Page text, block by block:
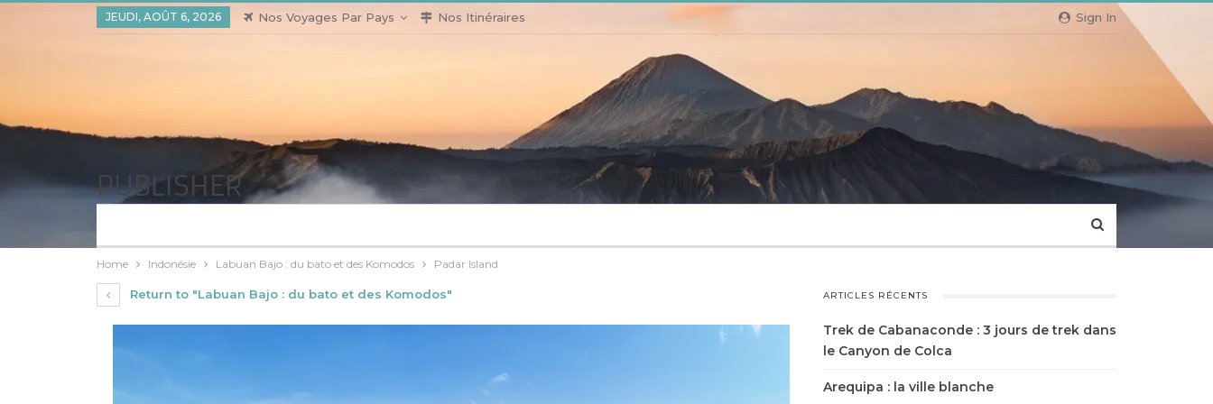
Sign In
JEUDI, AOÛT 6, 2026 Nos Voyages Par Pays Nos Itinéraires
PUBLISHER
Home Indonésie Labuan Bajo : du bato et des Komodos Padar Island
Return to "Labuan Bajo : du bato et des Komodos" ARTICLES RÉCENTS
Trek de Cabanaconde : 3 jours de trek dans
le Canyon de Colca
Arequipa : la ville blanche